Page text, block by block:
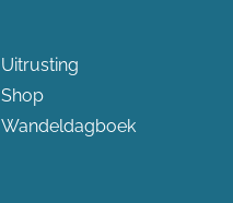
Uitrusting
Shop
Wandeldagboek